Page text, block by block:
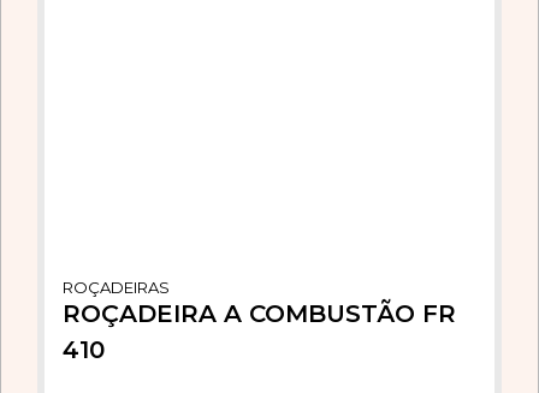
ROÇADEIRAS
ROÇADEIRA A COMBUSTÃO FR
410